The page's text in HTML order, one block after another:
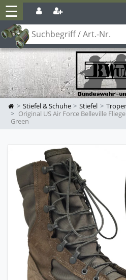
☰
Stiefel & Schuhe Stiefel
Original US Air Force Belleville
Green